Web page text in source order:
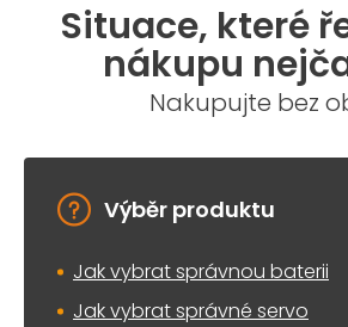
Situace, které
nákupu
Nakupujte bez
Výběr produktu
Jak vybrat správnou baterii
Jak vybrat správné servo